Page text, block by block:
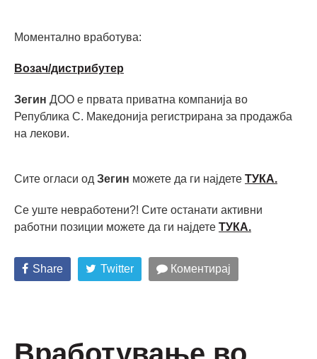
Моментално вработува:
Возач/дистрибутер
Зегин ДОО е првата приватна компанија во
Република С. Македонија регистрирана за продажба
на лекови.
Сите огласи од Зегин можете да ги најдете ТУКА.
Се уште невработени?! Сите останати активни
работни позиции можете да ги најдете ТУКА.
Share Twitter Коментирај